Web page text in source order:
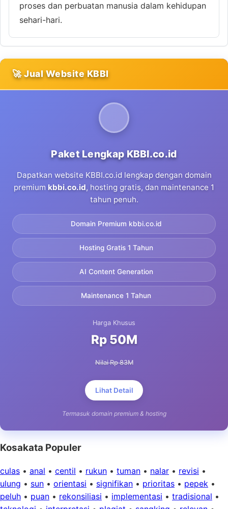
proses dan perbuatan manusia dalam kehidupan
sehari-hari.
🚀 Jual Website KBBI
Paket Lengkap KBBI.co.id
Dapatkan website KBBI.co.id lengkap dengan domain
premium kbbi.co.id, hosting gratis, dan maintenance 1
tahun penuh.
Domain Premium kbbi.co.id
Hosting Gratis 1 Tahun
AI Content Generation
Maintenance 1 Tahun
Harga Khusus
Rp 50M
Nilai Rp 83M
Lihat Detail
Termasuk domain premium & hosting
Kosakata Populer
culas • anal • centil • rukun • tuman • nalar • revisi •
ulung • sun • orientasi • signifikan • prioritas • pepek •
peluh • puan • rekonsiliasi • implementasi • tradisional •